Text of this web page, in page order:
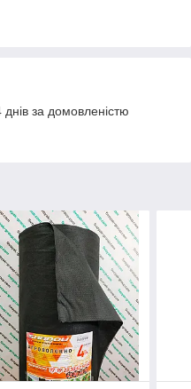
за домовленістю